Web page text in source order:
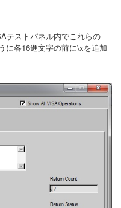
テストパネル内でこれらの
に各16進文字の前に\xを追加